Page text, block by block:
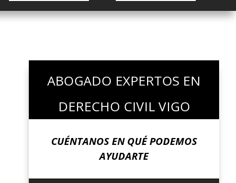
ABOGADO EXPERTOS EN
DERECHO CIVIL VIGO
CUÉNTANOS EN QUÉ PODEMOS
AYUDARTE